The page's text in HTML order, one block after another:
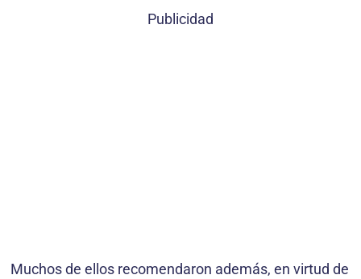
Publicidad
Muchos de ellos recomendaron además, en virtud de